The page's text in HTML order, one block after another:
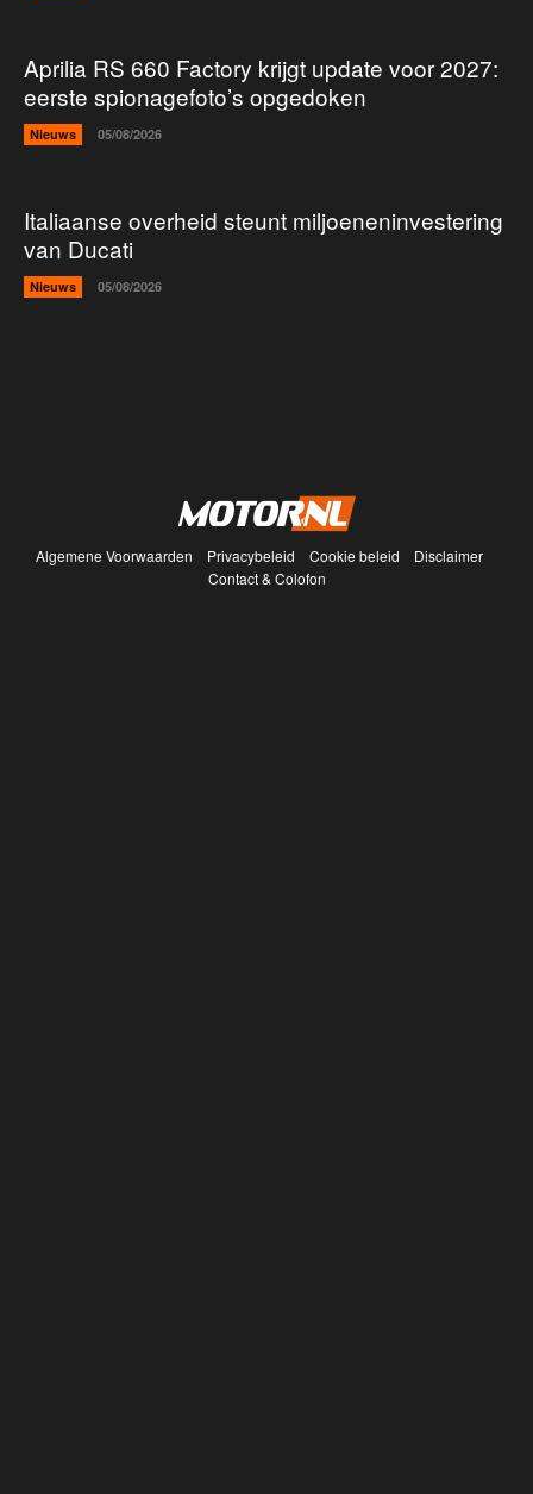
Aprilia RS 660 Factory krijgt update voor 2027:
eerste spionagefoto’s opgedoken
Nieuws 05/08/2026
Italiaanse overheid steunt miljoeneninvestering
van Ducati
Nieuws 05/08/2026
Algemene Voorwaarden Privacybeleid Cookie beleid
Disclaimer
Contact & Colofon